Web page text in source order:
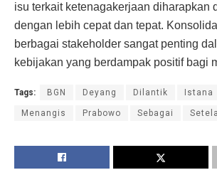
isu terkait ketenagakerjaan diharapkan
dengan lebih cepat dan tepat.
berbagai stakeholder sangat penting
kebijakan yang berdampak positif bagi
Tags: BGN Deyang Dilantik Istana
Menangis Prabowo Sebagai